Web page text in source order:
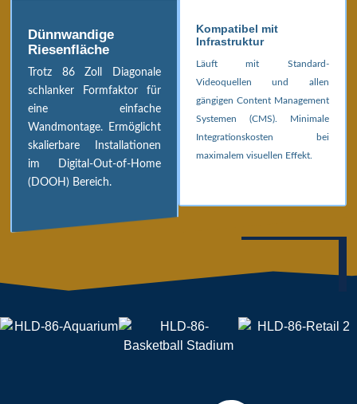
Dünnwandige
Riesenfläche
Trotz 86 Zoll Diagonale
schlanker Formfaktor für
eine einfache
Wandmontage. Ermöglicht
skalierbare Installationen
im Digital-Out-of-Home
(DOOH) Bereich.
Kompatibel mit
Infrastruktur
Läuft mit Standard-
Videoquellen und allen
gängigen Content Management
Systemen (CMS). Minimale
Integrationskosten bei
maximalem visuellen Effekt.